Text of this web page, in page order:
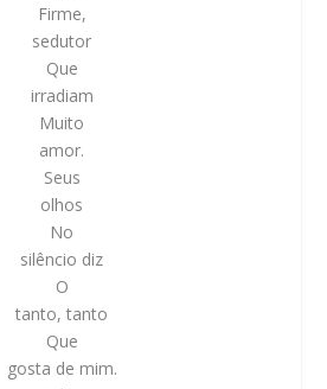
Firme,
sedutor
Que
irradiam
Muito
amor.
Seus
olhos
No
silêncio diz
O
tanto, tanto
Que
gosta de mim.